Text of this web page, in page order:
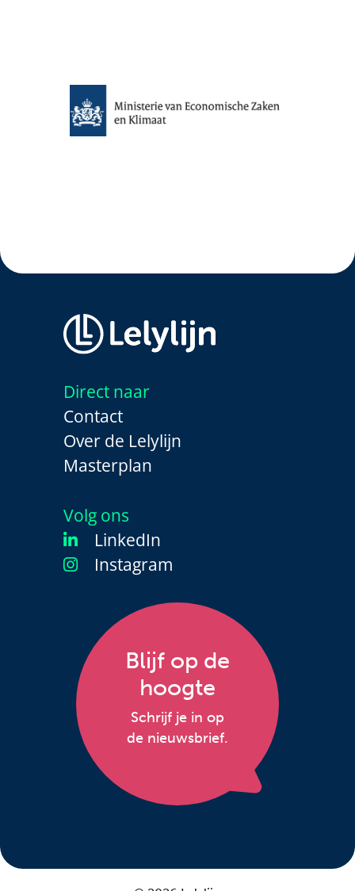
Direct naar
Contact
Over de Lelylijn
Masterplan
Volg ons
LinkedIn
Instagram
Blijf op de
hoogte
Schrijf je in op
de nieuwsbrief.